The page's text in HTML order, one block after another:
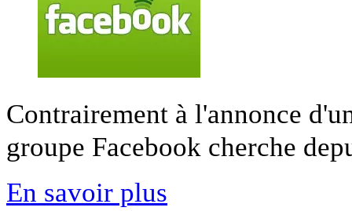
Contrairement à l'annonce
groupe Facebook cherche
En savoir plus